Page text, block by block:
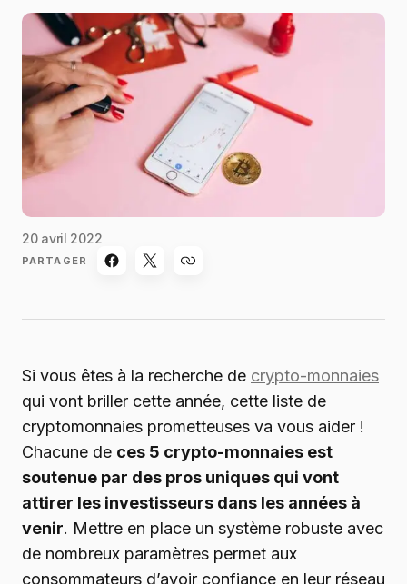
20 avril 2022
PARTAGER
Si vous êtes à la recherche de crypto-monnaies
qui vont briller cette année, cette liste de
cryptomonnaies prometteuses va vous aider !
Chacune de ces 5 crypto-monnaies est
soutenue par des pros uniques qui vont
attirer les investisseurs dans les années à
venir. Mettre en place un système robuste avec
de nombreux paramètres permet aux
consommateurs d’avoir confiance en leur réseau